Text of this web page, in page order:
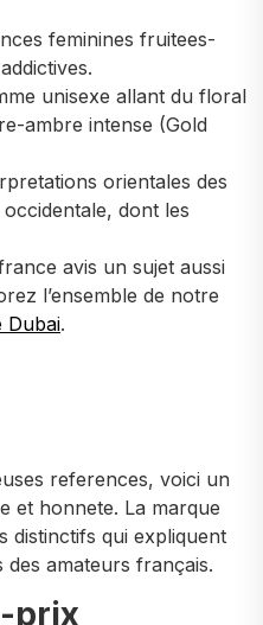
feminines fruitees-
unisexe allant du floral
ambre intense (Gold
orientales des
dont les
avis un sujet aussi
l’ensemble de notre
Dubai.
references, voici un
et honnete. La marque
distinctifs qui expliquent
amateurs français.
prix